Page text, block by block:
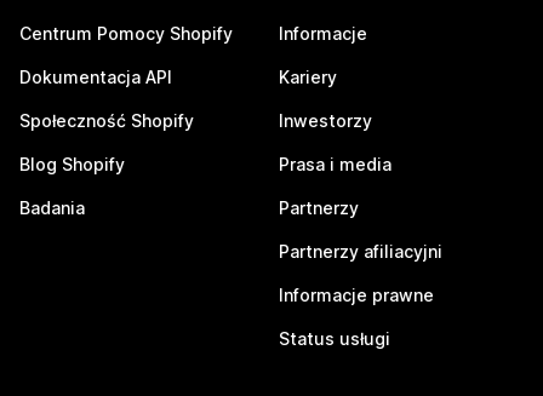
Centrum Pomocy Shopify
Dokumentacja API
Społeczność Shopify
Blog Shopify
Badania
Informacje
Kariery
Inwestorzy
Prasa i media
Partnerzy
Partnerzy afiliacyjni
Informacje prawne
Status usługi